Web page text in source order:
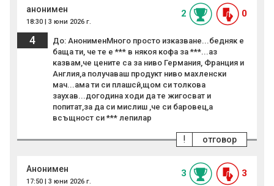
анонимен
18:30 | 3 юни 2026 г.
2 0
4
До: АнонименМного просто изказване...бедняк е
баща ти, че те е *** в някоя кофа за ***...аз
казвам,че цените са за ниво Германия, Франция и
Англия,а получаваш продукт ниво махленски
мач...ама ти си плашсй,щом си толкова
заухав...догодина ходи да те жигосват и
попитат,за да си мислиш ,че си баровец,а
всъщност си *** лепилар
отговор
!
Анонимен
17:50 | 3 юни 2026 г.
3 3